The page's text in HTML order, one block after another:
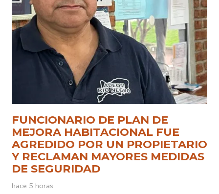
FUNCIONARIO DE PLAN DE
MEJORA HABITACIONAL FUE
AGREDIDO POR UN PROPIETARIO
Y RECLAMAN MAYORES MEDIDAS
DE SEGURIDAD
hace 5 horas